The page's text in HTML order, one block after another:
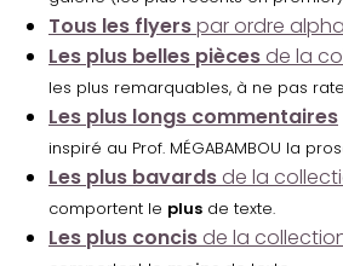
Tous les flyerspar ordre
Les plus belles pièces de la
les plus remarquables, à ne pas
Les plus longs commentaires
inspiré au Prof. MÉGABAMBOU la
Les plus bavards de la
comportent le plus de texte.
Les plus concis de la